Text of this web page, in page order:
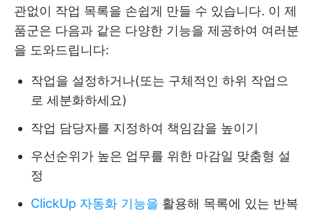
관없이 작업 목록을 손쉽게 만들 수 있습니다. 이 제
품군은 다음과 같은 다양한 기능을 제공하여 여러분
을 도와드립니다:
작업을 설정하거나(또는 구체적인 하위 작업으
로 세분화하세요)
작업 담당자를 지정하여 책임감을 높이기
우선순위가 높은 업무를 위한 마감일 맞춤형 설
정
ClickUp 자동화 기능을 활용해 목록에 있는 반복